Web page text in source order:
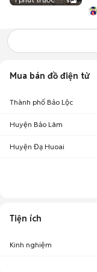
Mua bán đồ điện tử
Thành phố Bảo Lộc
Huyện Bảo Lâm
Huyện Đạ Huoai
Tiện ích
Kinh nghiệm